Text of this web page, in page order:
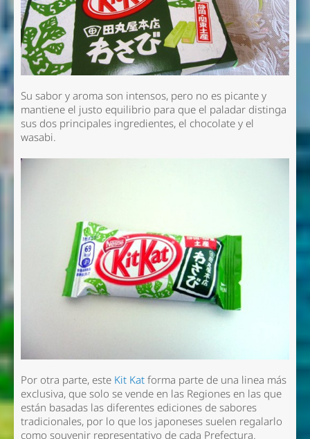
Su sabor y aroma son intensos, pero no es picante y
mantiene el justo equilibrio para que el paladar distinga
sus dos principales ingredientes, el chocolate y el
wasabi.
Por otra parte, este Kit Katforma parte de una linea más
exclusiva, que solo se vende en las Regiones en las que
están basadas las diferentes ediciones de sabores
tradicionales, por lo que los japoneses suelen regalarlo
como souvenir representativo de cada Prefectura.